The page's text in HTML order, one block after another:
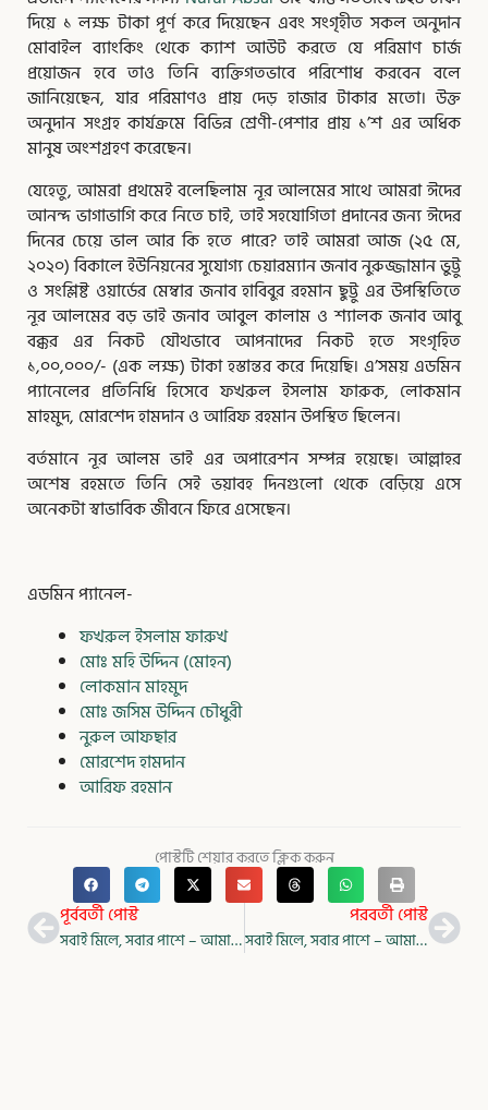
দিয়ে ১ লক্ষ টাকা পূর্ণ করে দিয়েছেন এবং সংগৃহীত সকল অনুদান
মোবাইল ব্যাংকিং থেকে ক্যাশ আউট করতে যে পরিমাণ চার্জ
প্রয়োজন হবে তাও তিনি ব্যক্তিগতভাবে পরিশোধ করবেন বলে
জানিয়েছেন, যার পরিমাণও প্রায় দেড় হাজার টাকার মতো। উক্ত
অনুদান সংগ্রহ কার্যক্রমে বিভিন্ন শ্রেণী-পেশার প্রায় ১’শ এর অধিক
মানুষ অংশগ্রহণ করেছেন।
যেহেতু, আমরা প্রথমেই বলেছিলাম নূর আলমের সাথে আমরা ঈদের
আনন্দ ভাগাভাগি করে নিতে চাই, তাই সহযোগিতা প্রদানের জন্য ঈদের
দিনের চেয়ে ভাল আর কি হতে পারে? তাই আমরা আজ (২৫ মে,
২০২০) বিকালে ইউনিয়নের সুযোগ্য চেয়ারম্যান জনাব নুরুজ্জামান ভু্ট্টু
ও সংশ্লিষ্ট ওয়ার্ডের মেম্বার জনাব হাবিবুর রহমান ছুট্টু এর উপস্থিতিতে
নূর আলমের বড় ভাই জনাব আবুল কালাম ও শ্যালক জনাব আবু
বক্কর এর নিকট যৌথভাবে আপনাদের নিকট হতে সংগৃহিত
১,০০,০০০/- (এক লক্ষ) টাকা হস্তান্তর করে দিয়েছি। এ’সময় এডমিন
প্যানেলের প্রতিনিধি হিসেবে ফখরুল ইসলাম ফারুক, লোকমান
মাহমুদ, মোরশেদ হামদান ও আরিফ রহমান উপস্থিত ছিলেন।
বর্তমানে নূর আলম ভাই এর অপারেশন সম্পন্ন হয়েছে। আল্লাহর
অশেষ রহমতে তিনি সেই ভয়াবহ দিনগুলো থেকে বেড়িয়ে এসে
অনেকটা স্বাভাবিক জীবনে ফিরে এসেছেন।
এডমিন প্যানেল-
ফখরুল ইসলাম ফারুখ
মোঃ মহি উদ্দিন (মোহন)
লোকমান মাহমুদ
মোঃ জসিম উদ্দিন চৌধুরী
নুরুল আফছার
মোরশেদ হামদান
আরিফ রহমান
পোস্টটি শেয়ার করতে ক্লিক করুন
Prevপূর্ববর্তী পোস্ট
সবাই মিলে, সবার পাশে – আমাদের মির্জানগর
পরবর্তী পোস্ট
সবাই মিলে, সবার পাশে – আমাদের মির্জানগর